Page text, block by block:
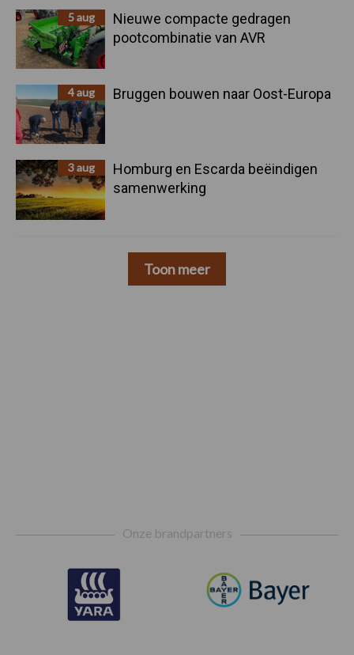
5 aug
Nieuwe compacte gedragen
pootcombinatie van AVR
4 aug Bruggen bouwen naar Oost-Europa
3 aug
Homburg en Escarda beëindigen
samenwerking
Toon meer
Onze brandpartners